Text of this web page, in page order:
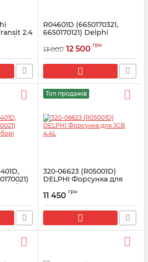
2.4
/
R04601D (6650170321,
6650170121) Delphi
(Kyron, Rexton, Rodius) 2.7
Артикул: R04601D
13 000 12 500 грн
зборі
Топ продажів
320-06623 (R05001D)
DELPHI Форсунка для
Артикул: R05001D
11 450 грн